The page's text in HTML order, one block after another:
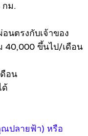
กม.
นตรงกับเจ้าของ
40,000 ขึ้นไป/เดือน
อน
ด้
ปลายฟ้า) หรือ